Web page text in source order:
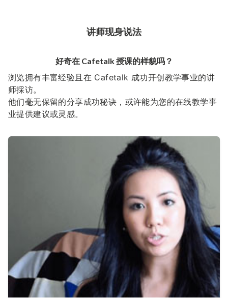
讲师现身说法
好奇在 Cafetalk 授课的样貌吗？
浏览拥有丰富经验且在 Cafetalk 成功开创教学事业的讲
师採访。
他们毫无保留的分享成功秘诀，或许能为您的在线教学事
业提供建议或灵感。